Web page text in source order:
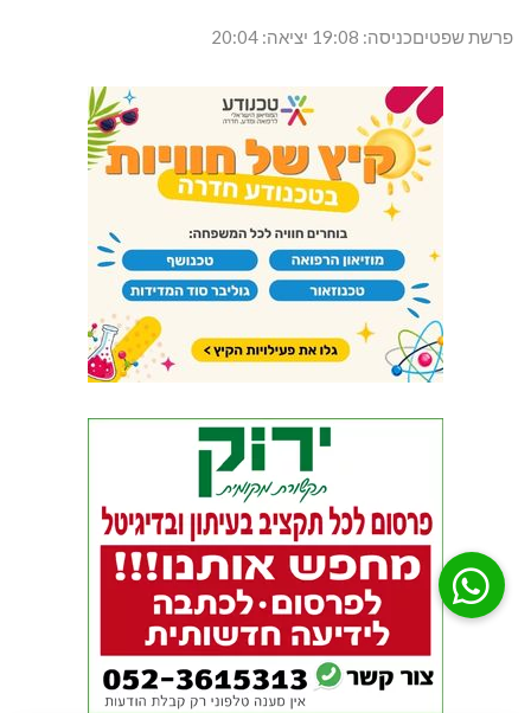
פרשת שפטיםכניסה: 19:08 יציאה: 20:04